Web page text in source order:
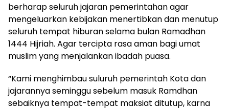
berharap seluruh jajaran pemerintahan agar
mengeluarkan kebijakan menertibkan dan menutup
seluruh tempat hiburan selama bulan Ramadhan
1444 Hijriah. Agar tercipta rasa aman bagi umat
muslim yang menjalankan ibadah puasa.
“Kami menghimbau suluruh pemerintah Kota dan
jajarannya seminggu sebelum masuk Ramdhan
sebaiknya tempat-tempat maksiat ditutup, karna